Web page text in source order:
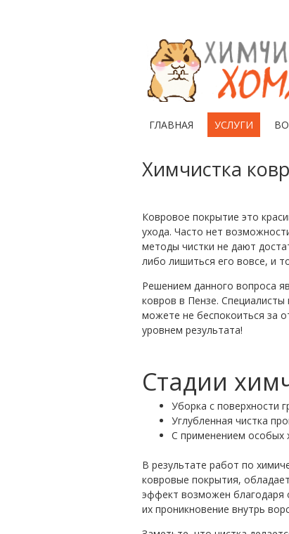
ГЛАВНАЯ УСЛУГИ
Химчистка
Ковровое покрытие это
ухода. Часто нет
методы чистки не дают
либо лишиться его вовсе, и
Решением данного вопроса
ковров в Пензе.
можете не беспокоиться за
уровнем результата!
Стадии
Уборка с поверхности
Углубленная чистка
С применением особых
В результате работ по
ковровые покрытия,
эффект возможен благодаря
их проникновение внутрь